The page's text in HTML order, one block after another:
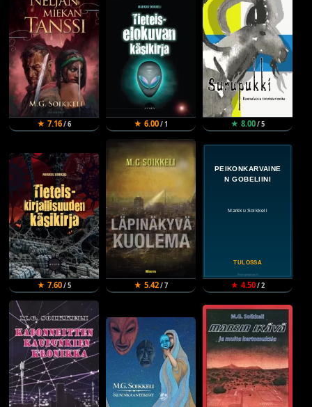
★ 7.16/ 6 ★ 6.00/ 1 ★ 8.00/ 5
★ 7.60/ 5 ★ 5.42/ 7 ★ 4.50/ 2